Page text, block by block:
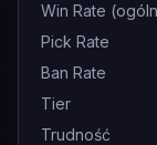
Win Rate
Pick Rate
Ban Rate
Tier
Trudność